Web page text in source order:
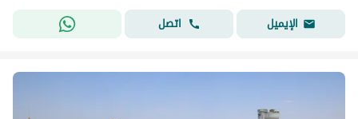
الإيميل
اتصل